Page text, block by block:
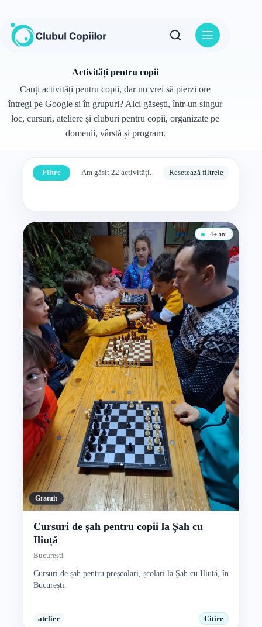
conținut
Activități pentru copii
Cauți activități pentru copii, dar nu vrei să pierzi ore
întregi pe Google și în grupuri? Aici găsești, într-un singur
loc, cursuri, ateliere și cluburi pentru copii, organizate pe
domenii, vârstă și program.
Filtre Am găsit 22 activități. Resetează filtrele
4+ ani
Gratuit
Cursuri de șah pentru copii la Șah cu
Iliuță
București
Cursuri de șah pentru preșcolari, școlari la Șah cu Iliuță, în
București.
atelier Citire